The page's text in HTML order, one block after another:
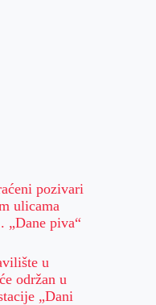
pozivari
ulicama
„Dane piva“
u
održan u
„Dani